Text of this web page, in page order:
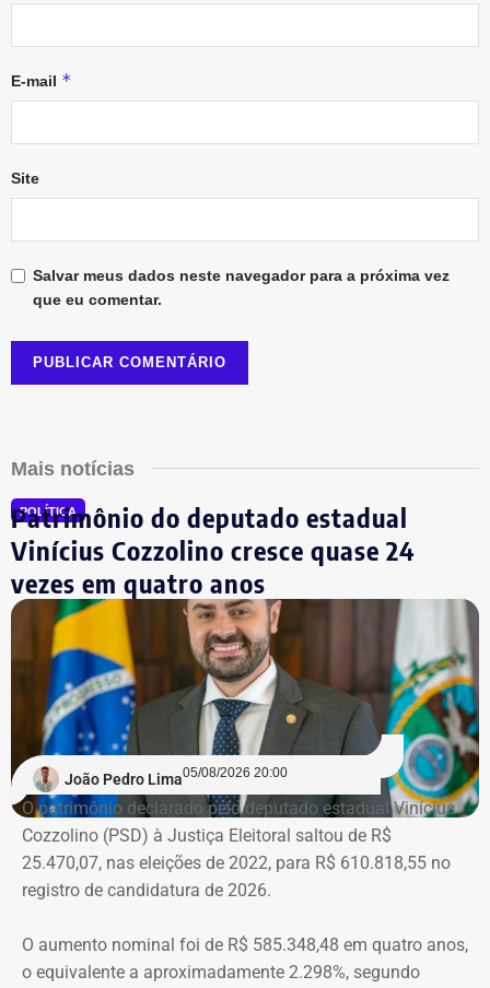
E-mail *
Site
Salvar meus dados neste navegador para a próxima vez
que eu comentar.
Mais notícias
POLÍTICA
Patrimônio do deputado estadual
Vinícius Cozzolino cresce quase 24
vezes em quatro anos
João Pedro Lima05/08/2026 20:00
O patrimônio declarado pelo deputado estadual Vinícius
Cozzolino (PSD) à Justiça Eleitoral saltou de R$
25.470,07, nas eleições de 2022, para R$ 610.818,55 no
registro de candidatura de 2026.
O aumento nominal foi de R$ 585.348,48 em quatro anos,
o equivalente a aproximadamente 2.298%, segundo